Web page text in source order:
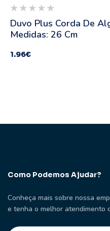
Duvo Plus Corda De
Medidas: 26 Cm
1.96€
Como Podemos Ajudar?
Conheça mais sobre nossa
e tenha o melhor atendimento